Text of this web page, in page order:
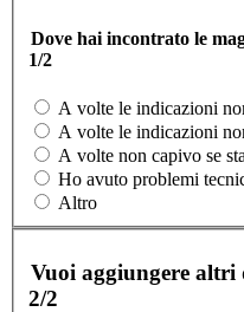
Dove hai incontrato le
1/2
A volte le indicazioni
A volte le indicazioni
A volte non capivo se
Ho avuto problemi
Altro
Vuoi aggiungere altri
2/2